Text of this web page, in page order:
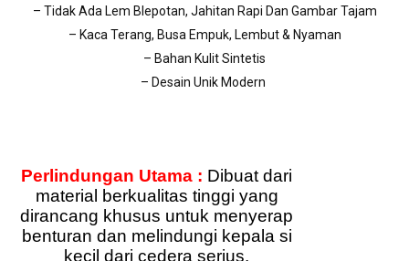
– Tidak Ada Lem Blepotan, Jahitan Rapi Dan Gambar Tajam
– Kaca Terang, Busa Empuk, Lembut & Nyaman
– Bahan Kulit Sintetis
– Desain Unik Modern
Perlindungan Utama : Dibuat dari
material berkualitas tinggi yang
dirancang khusus untuk menyerap
benturan dan melindungi kepala si
kecil dari cedera serius.